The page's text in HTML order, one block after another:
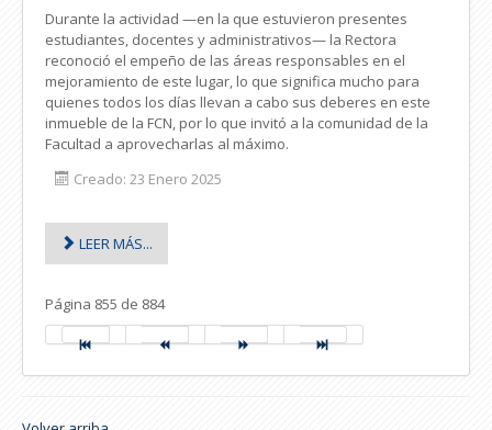
Durante la actividad —en la que estuvieron presentes
estudiantes, docentes y administrativos— la Rectora
reconoció el empeño de las áreas responsables en el
mejoramiento de este lugar, lo que significa mucho para
quienes todos los días llevan a cabo sus deberes en este
inmueble de la FCN, por lo que invitó a la comunidad de la
Facultad a aprovecharlas al máximo.
Creado: 23 Enero 2025
LEER MÁS...
Página 855 de 884